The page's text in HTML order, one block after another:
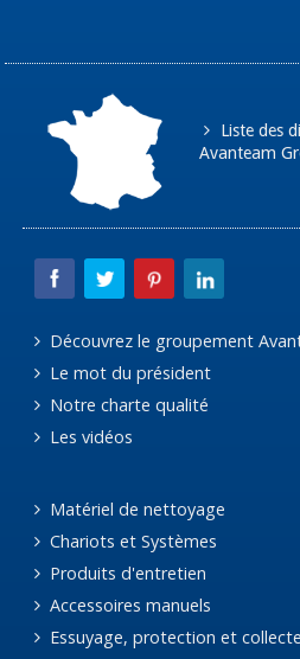
Liste des
Avanteam
Découvrez le groupement
Le mot du président
Notre charte qualité
Les vidéos
Matériel de nettoyage
Chariots et Systèmes
Produits d'entretien
Accessoires manuels
Essuyage, protection et